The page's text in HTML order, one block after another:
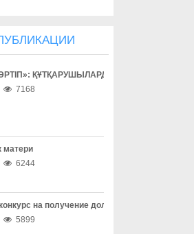
с ответственности
не семейное дело
выходит на новый уровень
разрушает здоровье
ҚҰТҚАРУШЫЛАРДЫҢ ЕҢБЕГІМЕН
7168
матери
6244
на получение долгосрочного гранта
5899